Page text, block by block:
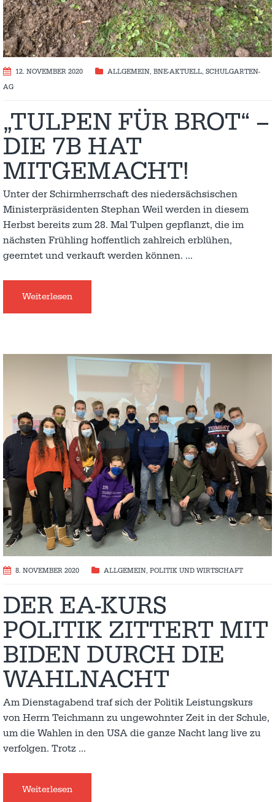
12. NOVEMBER 2020 ALLGEMEIN, BNE-AKTUELL, SCHULGARTEN-
AG
„TULPEN FÜR BROT“ –
DIE 7B HAT
MITGEMACHT!
Unter der Schirmherrschaft des niedersächsischen
Ministerpräsidenten Stephan Weil werden in diesem
Herbst bereits zum 28. Mal Tulpen gepflanzt, die im
nächsten Frühling hoffentlich zahlreich erblühen,
geerntet und verkauft werden können. …
Weiterlesen
8. NOVEMBER 2020 ALLGEMEIN, POLITIK UND WIRTSCHAFT
DER EA-KURS
POLITIK ZITTERT MIT
BIDEN DURCH DIE
WAHLNACHT
Am Dienstagabend traf sich der Politik Leistungskurs
von Herrn Teichmann zu ungewohnter Zeit in der Schule,
um die Wahlen in den USA die ganze Nacht lang live zu
verfolgen. Trotz …
Weiterlesen